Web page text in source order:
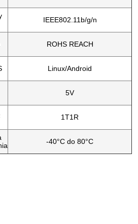
IEEE802.11b/g/n
ROHS REACH
Linux/Android
5V
1T1R
-40°C do 80°C